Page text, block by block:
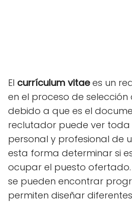
El currículum vitaees un
en el proceso de selección
debido a que es el
reclutador puede ver
personal y profesional de
esta forma determinar si
ocupar el puesto
se pueden encontrar
permiten diseñar